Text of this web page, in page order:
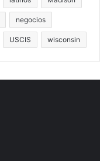
negocios
USCIS wisconsin